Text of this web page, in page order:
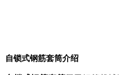
自锁式钢筋套筒介绍